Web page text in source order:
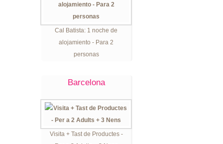
Cal Batista: 1 noche de
alojamiento - Para 2
personas
Barcelona
Visita + Tast de Productes -